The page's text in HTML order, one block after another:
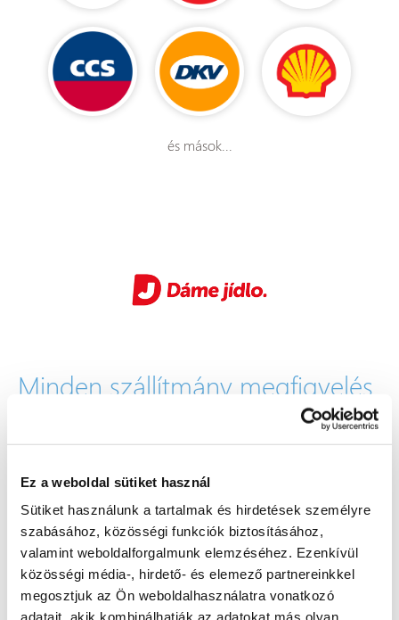
Ez a weboldal sütiket használ
Sütiket használunk a tartalmak és hirdetések személyre
szabásához, közösségi funkciók biztosításához,
valamint weboldalforgalmunk elemzéséhez. Ezenkívül
közösségi média-, hirdető- és elemező partnereinkkel
megosztjuk az Ön weboldalhasználatra vonatkozó
adatait, akik kombinálhatják az adatokat más olyan
és mások...
Minden szállítmány megfigyelés
„A GPS Dozor rendszer közvetlenül kapcsolódik az ételkiszállítási
helyzetéről. Ezenkívül a rendszer lehetővé teszi az egyes vezetők
vezetési stílusának kiértékelését is.“
Milan Poláček
Fleet Manager